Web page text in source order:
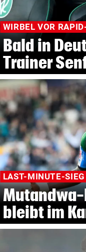
WIRBEL VOR
Bald in
Trainer
LAST-MINUTE-
bleibt im